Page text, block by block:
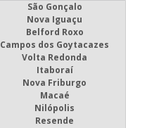
São Gonçalo
Nova Iguaçu
Belford Roxo
Campos dos Goytacazes
Volta Redonda
Itaboraí
Nova Friburgo
Macaé
Nilópolis
Resende